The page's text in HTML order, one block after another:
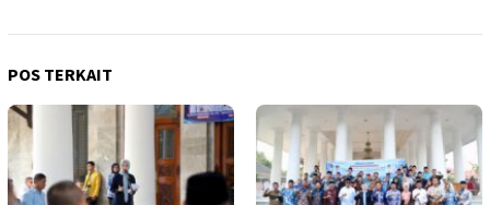
POS TERKAIT